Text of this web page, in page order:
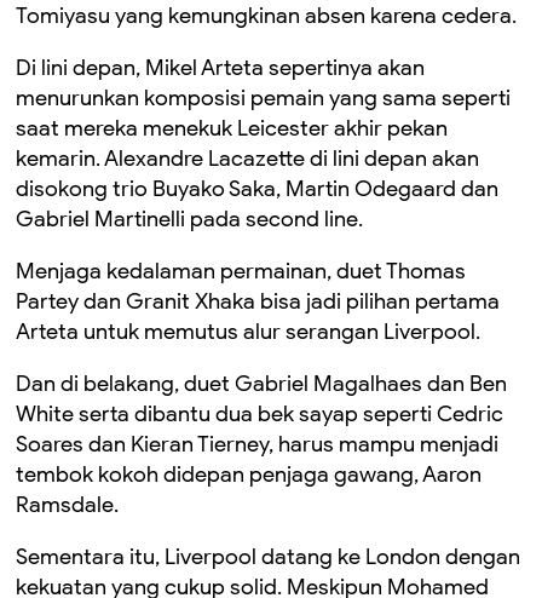
Tomiyasu yang kemungkinan absen karena cedera.
Di lini depan, Mikel Arteta sepertinya akan
menurunkan komposisi pemain yang sama seperti
saat mereka menekuk Leicester akhir pekan
kemarin. Alexandre Lacazette di lini depan akan
disokong trio Buyako Saka, Martin Odegaard dan
Gabriel Martinelli pada second line.
Menjaga kedalaman permainan, duet Thomas
Partey dan Granit Xhaka bisa jadi pilihan pertama
Arteta untuk memutus alur serangan Liverpool.
Dan di belakang, duet Gabriel Magalhaes dan Ben
White serta dibantu dua bek sayap seperti Cedric
Soares dan Kieran Tierney, harus mampu menjadi
tembok kokoh didepan penjaga gawang, Aaron
Ramsdale.
Sementara itu, Liverpool datang ke London dengan
kekuatan yang cukup solid. Meskipun Mohamed